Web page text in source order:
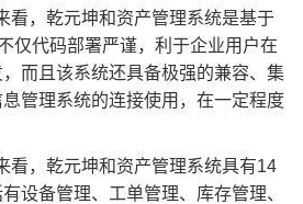
看，乾元坤和资产管理系统是基于
仅代码部署严谨，利于企业用户在
而且该系统还具备极强的兼容、集
管理系统的连接使用，在一定程度
看，乾元坤和资产管理系统具有14
设备管理、工单管理、库存管理、